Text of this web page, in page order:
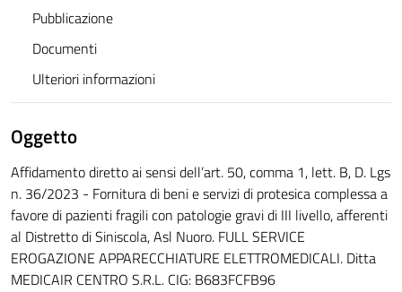
Pubblicazione
Documenti
Ulteriori informazioni
Oggetto
Affidamento diretto ai sensi dell’art. 50, comma 1, lett. B, D. Lgs
n. 36/2023 - Fornitura di beni e servizi di protesica complessa a
favore di pazienti fragili con patologie gravi di III livello, afferenti
al Distretto di Siniscola, Asl Nuoro. FULL SERVICE
EROGAZIONE APPARECCHIATURE ELETTROMEDICALI. Ditta
MEDICAIR CENTRO S.R.L. CIG: B683FCFB96